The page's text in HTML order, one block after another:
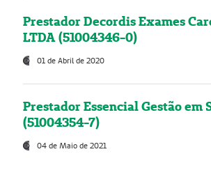
Prestador Decordis Exames
LTDA (51004346-0)
01 de Abril de 2020
Prestador Essencial Gestão em
(51004354-7)
04 de Maio de 2021